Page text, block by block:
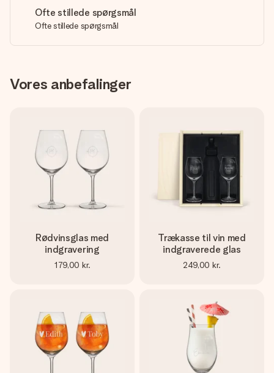
Ofte stillede spørgsmål
Ofte stillede spørgsmål
Vores anbefalinger
Rødvinsglas med
indgravering
179,00 kr.
Trækasse til vin med
indgraverede glas
249,00 kr.